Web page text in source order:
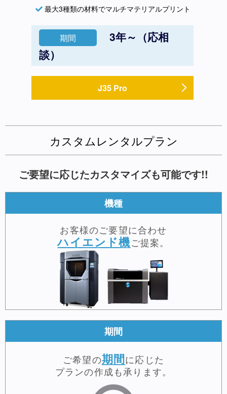
最大3種類の材料でマルチマテリアルプリント
期間
3年～（応相
談）
J35 Pro
カスタムレンタルプラン
ご要望に応じたカスタマイズも可能です!!
機種
お客様のご要望に合わせ
ハイエンド機ご提案。
期間
ご希望の期間に応じた
プランの作成も承ります。